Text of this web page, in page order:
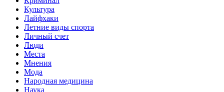
Культура
Лайфхаки
Летние виды спорта
Личный счет
Люди
Места
Мнения
Мода
Народная медицина
Наука